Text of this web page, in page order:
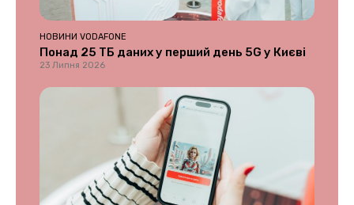
НОВИНИ VODAFONE
Понад 25 ТБ даних у перший день 5G у Києві
23 Липня 2026